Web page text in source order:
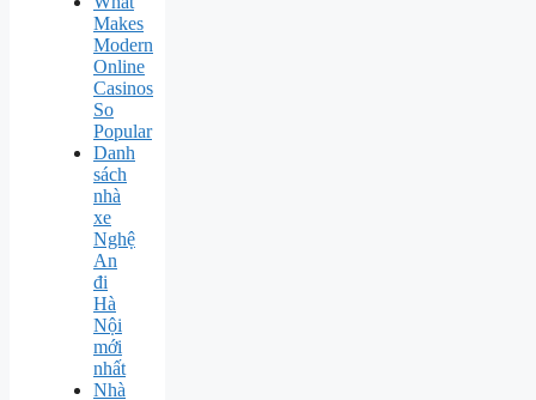
Makes
Modern
Online
Casinos
So
Popular
Danh
sách
nhà
xe
Nghệ
An
đi
Hà
Nội
mới
nhất
Nhà